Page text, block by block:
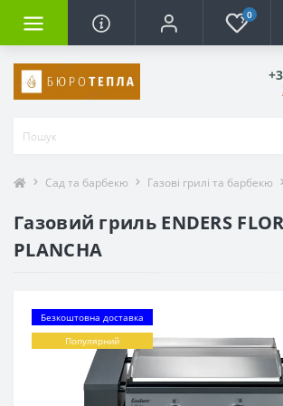
0
Сад та барбекю Газові грилі та барбекю
Газовий гриль ENDERS
PLANCHA
Безкоштовна доставка
Популярний